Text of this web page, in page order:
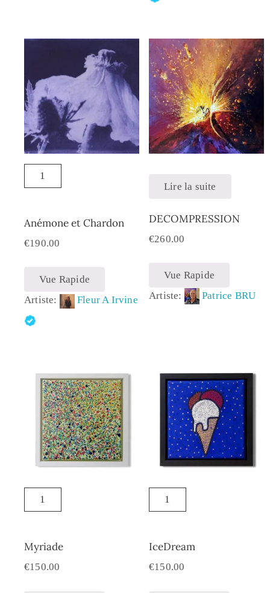
Anémone et Chardon
€190.00
Vue Rapide
Artiste:
Fleur A Irvine
Lire la suite
DECOMPRESSION
€260.00
Vue Rapide
Artiste:
Patrice BRU
Myriade
€150.00
IceDream
€150.00